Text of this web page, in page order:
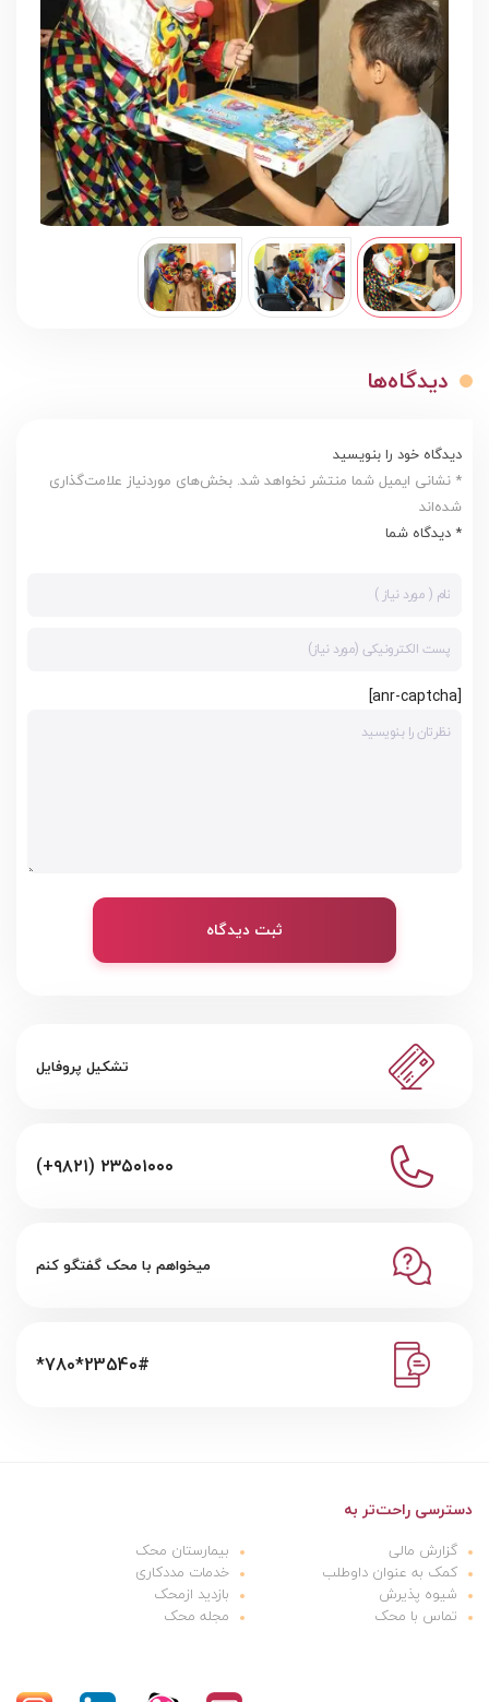
دیدگاه‌ها
دیدگاه خود را بنویسید
* نشانی ایمیل شما منتشر نخواهد شد. بخش‌های موردنیاز علامت‌گذاری
شده‌اند
* دیدگاه شما
[anr-captcha]
ثبت دیدگاه
تشکیل پروفایل
(+۹۸۲۱) ۲۳۵۰۱۰۰۰
میخواهم با محک گفتگو کنم
*780*23540#
دسترسی راحت‌تر به
گزارش مالی
بیمارستان محک
کمک به عنوان داوطلب
خدمات مددکاری
شیوه پذیرش
بازدید ازمحک
تماس با محک
مجله محک